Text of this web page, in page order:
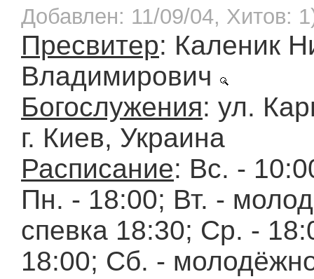
Добавлен: 11/09/04, Хитов:
Пресвитер: Каленик
Владимирович
Богослужения: ул.
г. Киев, Украина
Расписание: Вc. -
Пн. - 18:00; Вт. -
спевка 18:30; Ср. -
18:00; Сб. -